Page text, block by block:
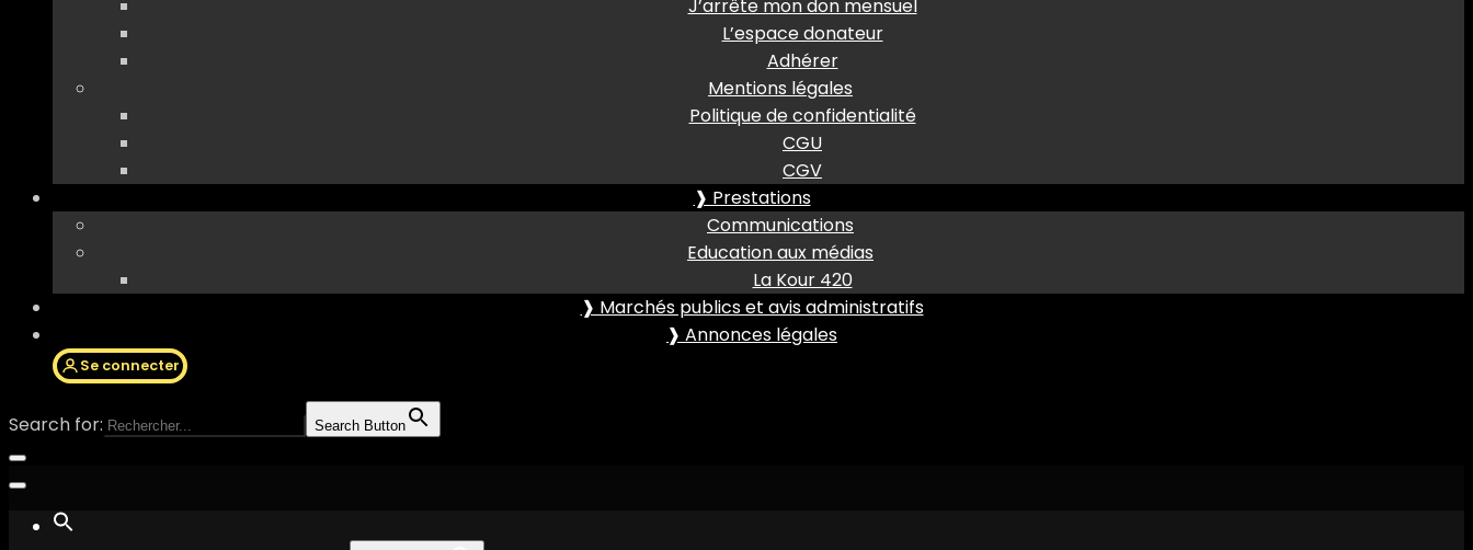
J’arrête mon don mensuel
L’espace donateur
Adhérer
Mentions légales
Politique de confidentialité
CGU
CGV
❱ Prestations
Communications
Education aux médias
La Kour 420
❱ Marchés publics et avis administratifs
❱ Annonces légales
Se connecter
Search for: Search Button